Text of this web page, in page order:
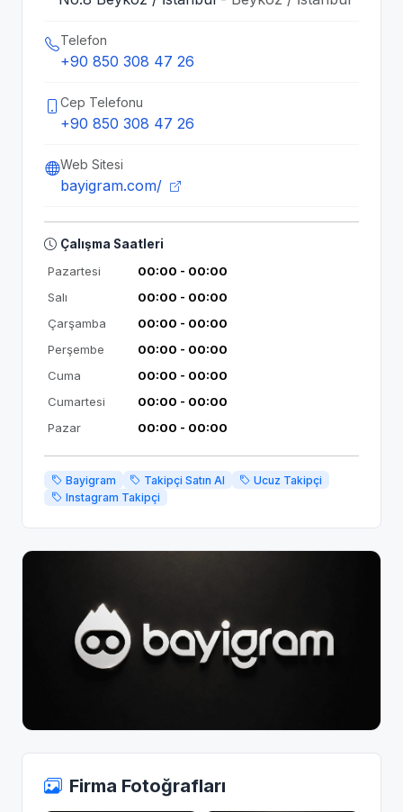
Telefon
+90 850 308 47 26
Cep Telefonu
+90 850 308 47 26
Web Sitesi
bayigram.com/
Çalışma Saatleri
Pazartesi
00:00 - 00:00
Salı
00:00 - 00:00
Çarşamba
00:00 - 00:00
Perşembe
00:00 - 00:00
Cuma
00:00 - 00:00
Cumartesi
00:00 - 00:00
Pazar
00:00 - 00:00
Bayigram Takipçi Satın Al
Ucuz Takipçi
Instagram Takipçi
Firma Fotoğrafları